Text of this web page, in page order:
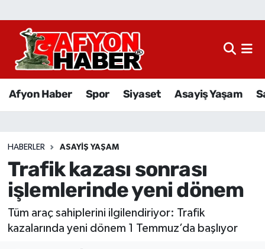
Afyon Haber Spor Siyaset Asayiş Yaşam
HABERLER ASAYIŞ YAŞAM
Trafik kazası sonrası
işlemlerinde yeni dönem
Tüm araç sahiplerini ilgilendiriyor: Trafik
kazalarında yeni dönem 1 Temmuz’da başlıyor
Afyon Haber
Sağlık
Eğitim
Sivil Toplum